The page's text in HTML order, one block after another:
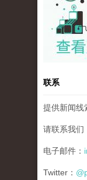
联系
提供新闻线
请联系我们
电子邮件：
Twitter：